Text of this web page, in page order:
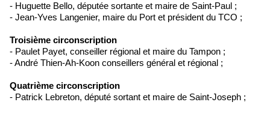
- Huguette Bello, députée sortante et maire de Saint-Paul ;
- Jean-Yves Langenier, maire du Port et président du TCO ;
Troisième circonscription
- Paulet Payet, conseiller régional et maire du Tampon ;
- André Thien-Ah-Koon conseillers général et régional ;
Quatrième circonscription
- Patrick Lebreton, député sortant et maire de Saint-Joseph ;